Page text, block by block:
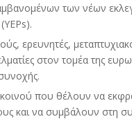
των νέων
ερευνητές,
στον τομέα της
που θέλουν να
και να συμβάλουν στη